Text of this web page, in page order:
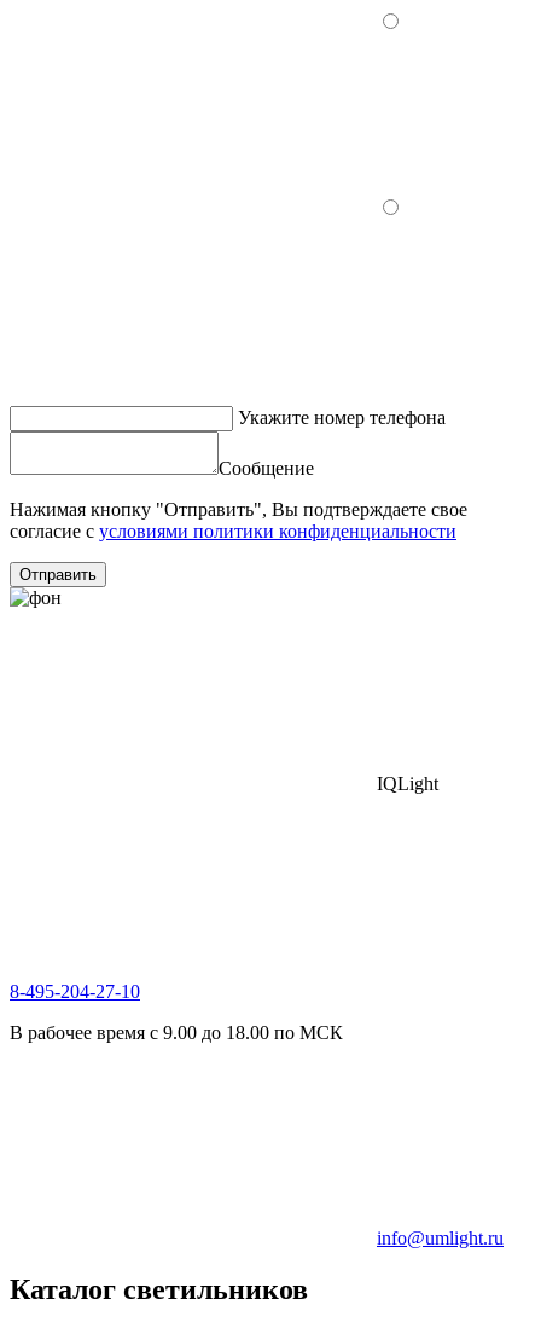
Укажите номер телефона
Сообщение
Нажимая кнопку "Отправить", Вы подтверждаете свое
согласие с условиями политики конфиденциальности
Отправить
IQLight
8-495-204-27-10
В рабочее время с 9.00 до 18.00 по МСК
info@umlight.ru
Каталог светильников